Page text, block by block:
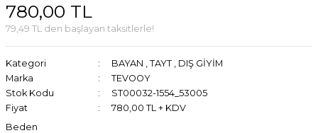
780,00 TL
79,49 TL den başlayan taksitlerle!
Kategori BAYAN , TAYT , DIŞ GİYİM
Marka
TEVOOY
Stok Kodu
ST00032-1554_53005
Fiyat
780,00 TL + KDV
Beden